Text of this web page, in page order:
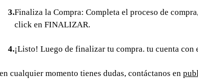
Finaliza la Compra: Completa el proceso de
click en FINALIZAR.
¡Listo! Luego de finalizar tu compra. tu cuenta
cualquier momento tienes dudas, contáctanos en